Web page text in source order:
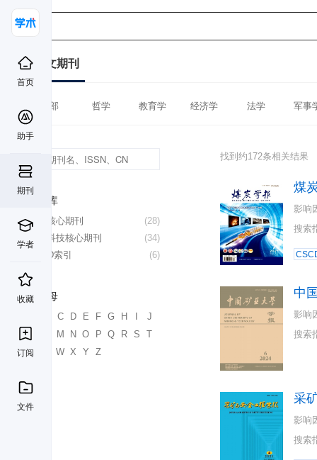
首页
助手
期刊
学者
收藏
订阅
文件
中文期刊
全部 哲学 教育学 经济学 法学 军事
数据库
(28)
北大核心期刊
(34)
中国科技核心期刊
(6)
CSCD索引
首字母
C D E F G H
J
M N O P Q R S
T
U
W X Y Z
找到约172条相关结果
煤
影响
搜索
中
影响
搜索
采
影响
搜索